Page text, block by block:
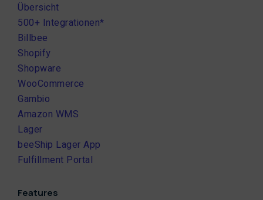
Übersicht
500+ Integrationen*
Billbee
Shopify
Shopware
WooCommerce
Gambio
Amazon WMS
Lager
beeShip Lager App
Fulfillment Portal
Features